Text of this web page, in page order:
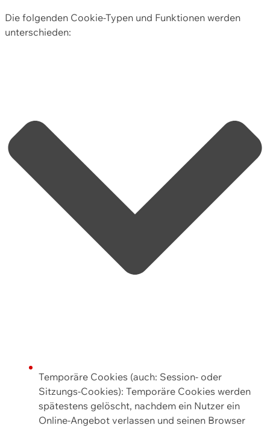
Die folgenden Cookie-Typen und Funktionen werden
unterschieden:
Temporäre Cookies (auch: Session- oder
Sitzungs-Cookies): Temporäre Cookies werden
spätestens gelöscht, nachdem ein Nutzer ein
Online-Angebot verlassen und seinen Browser